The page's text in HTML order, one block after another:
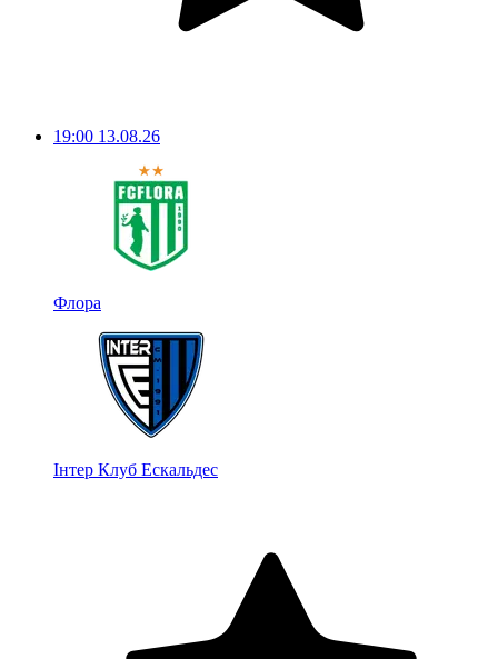
19:00 13.08.26
Флора
Інтер Клуб Ескальдес